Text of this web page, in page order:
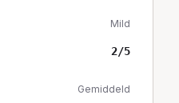
Mild
2/5
Gemiddeld